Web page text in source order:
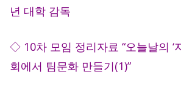
년 대학 감독
◇ 10차 모임 정리자료 “오늘날의 ‘
회에서 팀문화 만들기(1)”